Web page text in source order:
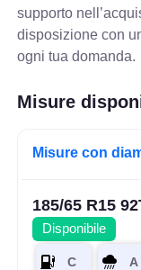
supporto
disposizione con
ogni tua domanda.
Misure
Misure con
185/65 R15
Disponibile